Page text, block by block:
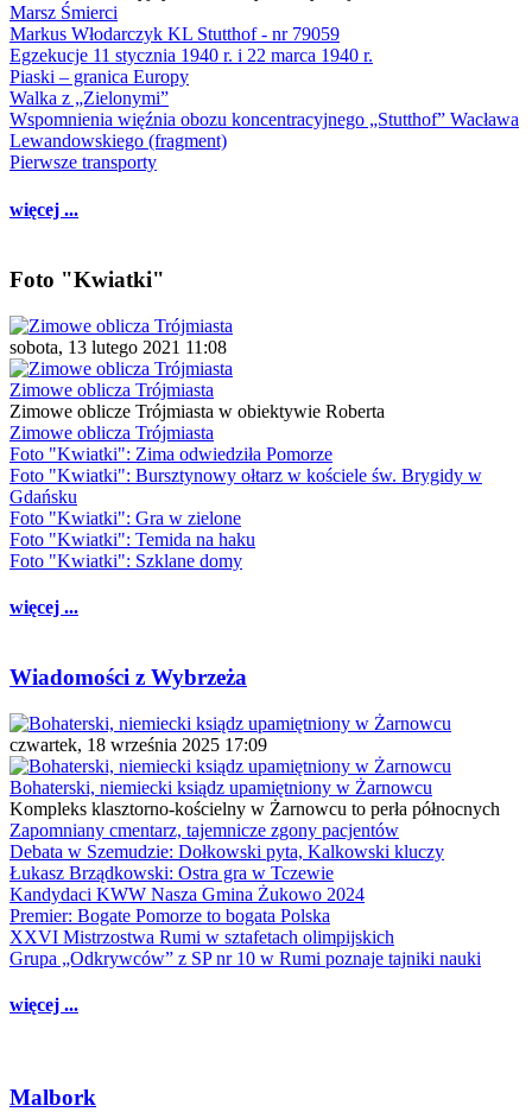
Marsz Śmierci
Markus Włodarczyk KL Stutthof - nr 79059
Egzekucje 11 stycznia 1940 r. i 22 marca 1940 r.
Piaski – granica Europy
Walka z „Zielonymi”
Wspomnienia więźnia obozu koncentracyjnego „Stutthof” Wacława
Lewandowskiego (fragment)
Pierwsze transporty
więcej ...
Foto "Kwiatki"
sobota, 13 lutego 2021 11:08
Zimowe oblicza Trójmiasta
Zimowe oblicze Trójmiasta w obiektywie Roberta
Zimowe oblicza Trójmiasta
Foto "Kwiatki": Zima odwiedziła Pomorze
Foto "Kwiatki": Bursztynowy ołtarz w kościele św. Brygidy w
Gdańsku
Foto "Kwiatki": Gra w zielone
Foto "Kwiatki": Temida na haku
Foto "Kwiatki": Szklane domy
więcej ...
Wiadomości z Wybrzeża
czwartek, 18 września 2025 17:09
Bohaterski, niemiecki ksiądz upamiętniony w Żarnowcu
Kompleks klasztorno-kościelny w Żarnowcu to perła północnych
Zapomniany cmentarz, tajemnicze zgony pacjentów
Debata w Szemudzie: Dołkowski pyta, Kalkowski kluczy
Łukasz Brządkowski: Ostra gra w Tczewie
Kandydaci KWW Nasza Gmina Żukowo 2024
Premier: Bogate Pomorze to bogata Polska
XXVI Mistrzostwa Rumi w sztafetach olimpijskich
Grupa „Odkrywców” z SP nr 10 w Rumi poznaje tajniki nauki
więcej ...
Malbork